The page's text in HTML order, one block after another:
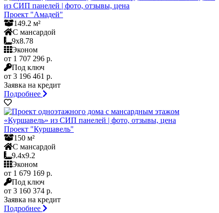
Проект "Амадей"
149.2 м²
С мансардой
9x8.78
Эконом
от 1 707 296 р.
Под ключ
от 3 196 461 р.
Заявка на кредит
Подробнее
Проект "Куршавель"
150 м²
С мансардой
9.4x9.2
Эконом
от 1 679 169 р.
Под ключ
от 3 160 374 р.
Заявка на кредит
Подробнее